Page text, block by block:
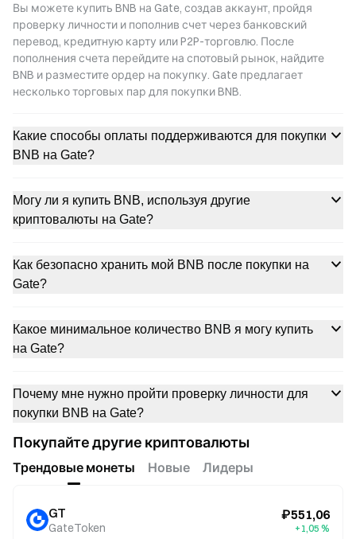
Вы можете купить BNB на Gate, создав аккаунт, пройдя
проверку личности и пополнив счет через банковский
перевод, кредитную карту или P2P-торговлю. После
пополнения счета перейдите на спотовый рынок, найдите
BNB и разместите ордер на покупку. Gate предлагает
несколько торговых пар для покупки BNB.
Какие способы оплаты поддерживаются для покупки
BNB на Gate?
Могу ли я купить BNB, используя другие
криптовалюты на Gate?
Как безопасно хранить мой BNB после покупки на
Gate?
Какое минимальное количество BNB я могу купить
на Gate?
Почему мне нужно пройти проверку личности для
покупки BNB на Gate?
Покупайте другие криптовалюты
Трендовые монеты Новые Лидеры
GT
GateToken
₽551,06
+1,05 %